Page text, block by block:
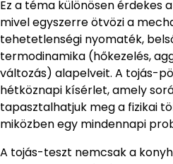
Ez a téma különösen érdekes
mivel egyszerre ötvözi a
tehetetlenségi nyomaték,
termodinamika (hőkezelés,
változás) alapelveit. A tojás-
hétköznapi kísérlet, amely
tapasztalhatjuk meg a fizikai
miközben egy mindennapi
A tojás-teszt nemcsak a